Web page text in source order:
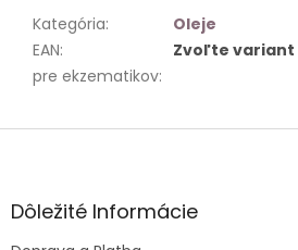
Kategória:
Oleje
EAN:
Zvoľte variant
pre ekzematikov:
Z
äDôležité Informácie